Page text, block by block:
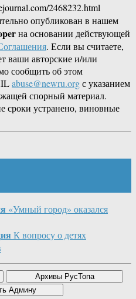
2468232.html
опубликован в нашем
на основании действующей
. Если вы считаете,
ваши авторские и/или
сообщить об этом
abuse@newru.orgс указанием
спорный материал.
сроки устранено, виновные
«Умный город» оказался
К вопросу о детях